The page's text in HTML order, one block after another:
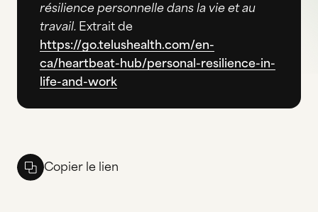
résilience personnelle dans la vie et au
travail. Extrait de
https://go.telushealth.com/en-
ca/heartbeat-hub/personal-resilience-in-
life-and-work
Copier le lien